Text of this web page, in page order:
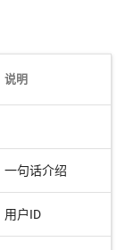
说明
一句话介绍
用户ID